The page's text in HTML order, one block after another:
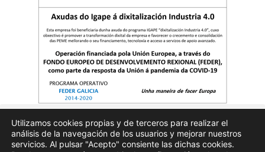
Quienes somos Publicidad Aviso Legal Politicas de privacidad
Utilizamos cookies propias y de terceros para realizar el
análisis de la navegación de los usuarios y mejorar nuestros
servicios. Al pulsar "Acepto" consiente las dichas cookies.